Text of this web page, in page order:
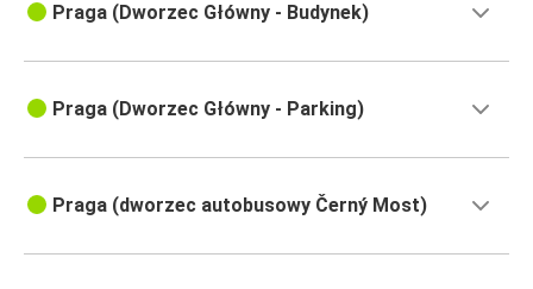
Praga (Dworzec Główny - Budynek)
Praga (Dworzec Główny - Parking)
Praga (dworzec autobusowy Černý Most)